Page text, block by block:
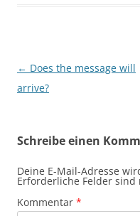
Beitragsnavigation
← Does the message will
arrive?
Schreibe einen
Deine E-Mail-Adresse
Erforderliche Felder sind
Kommentar *